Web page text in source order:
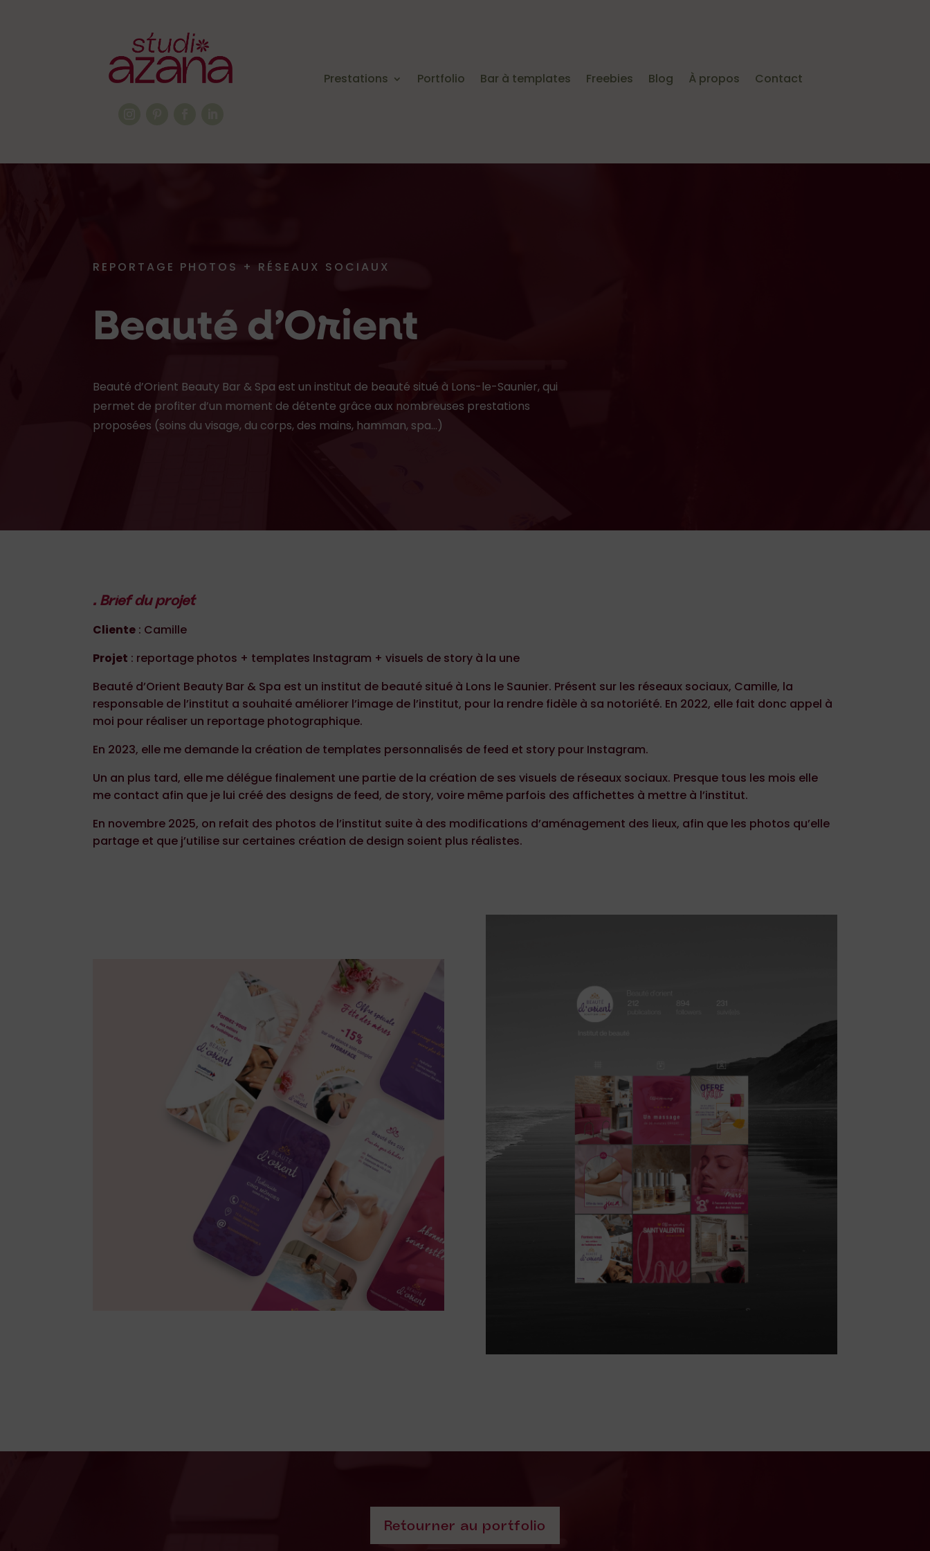
Prestations Portfolio Bar à templates Freebies Blog À propos Contact
REPORTAGE PHOTOS + RÉSEAUX SOCIAUX
Beauté d’Orient
Beauté d’Orient Beauty Bar & Spa est un institut de beauté situé à Lons-le-Saunier, qui
permet de profiter d’un moment de détente grâce aux nombreuses prestations
proposées (soins du visage, du corps, des mains, hamman, spa…)
. Brief du projet
Cliente : Camille
Projet : reportage photos + templates Instagram + visuels de story à la une
Beauté d’Orient Beauty Bar & Spa est un institut de beauté situé à Lons le Saunier. Présent sur les réseaux sociaux, Camille, la
responsable de l’institut a souhaité améliorer l’image de l’institut, pour la rendre fidèle à sa notoriété. En 2022, elle fait donc appel à
moi pour réaliser un reportage photographique.
En 2023, elle me demande la création de templates personnalisés de feed et story pour Instagram.
Un an plus tard, elle me délégue finalement une partie de la création de ses visuels de réseaux sociaux. Presque tous les mois elle
me contact afin que je lui créé des designs de feed, de story, voire même parfois des affichettes à mettre à l’institut.
En novembre 2025, on refait des photos de l’institut suite à des modifications d’aménagement des lieux, afin que les photos qu’elle
partage et que j’utilise sur certaines création de design soient plus réalistes.
Retourner au portfolio